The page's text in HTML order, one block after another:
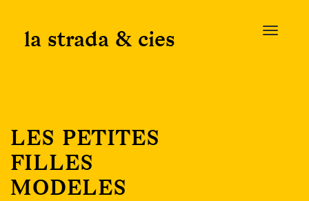
content
T
la strada & cies
LES PETITES
FILLES
MODELES